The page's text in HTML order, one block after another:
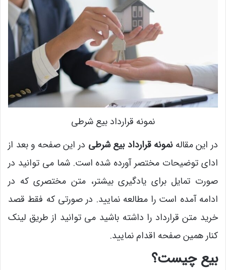
نمونه قرارداد بیع شرطی
در این مقاله نمونه قرارداد بیع شرطی در این صفحه و بعد از
ادای توضیحات مختصر آورده شده است. شما می توانید در
صورت تمایل برای یادگیری بیشتر، متن مختصری که در
ادامه آمده است را مطالعه نمایید. در صورتی که فقط قصد
خرید متن قرارداد را داشته باشید می توانید از طریق لینک
کنار همین صفحه اقدام نمایید.
بیع چیست؟